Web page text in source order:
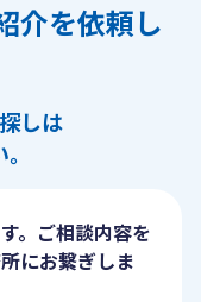
介を依頼し
しは
。ご相談内容を
にお繋ぎしま